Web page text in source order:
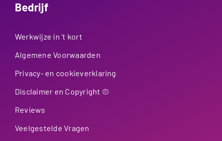
Bedrijf
Werkwijze in ’t kort
Algemene Voorwaarden
Privacy- en cookieverklaring
Disclaimer en Copyright ©
Reviews
Veelgestelde Vragen